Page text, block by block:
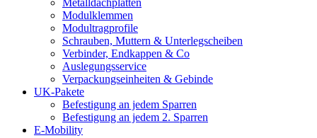
Metalldachplatten
Modulklemmen
Modultragprofile
Schrauben, Muttern & Unterlegscheiben
Verbinder, Endkappen & Co
Auslegungsservice
Verpackungseinheiten & Gebinde
UK-Pakete
Befestigung an jedem Sparren
Befestigung an jedem 2. Sparren
E-Mobility